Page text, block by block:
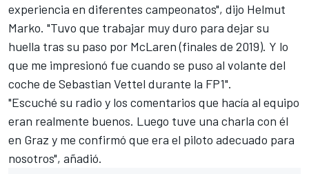
experiencia en diferentes campeonatos", dijo Helmut
Marko. "Tuvo que trabajar muy duro para dejar su
huella tras su paso por McLaren(finales de 2019). Y lo
que me impresionó fue cuando se puso al volante del
coche de Sebastian Vettel durante la FP1".
"Escuché su radio y los comentarios que hacía al equipo
eran realmente buenos. Luego tuve una charla con él
en Graz y me confirmó que era el piloto adecuado para
nosotros", añadió.